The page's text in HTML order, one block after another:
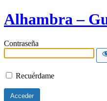
Alhambra –
Contraseña
Recuérdame